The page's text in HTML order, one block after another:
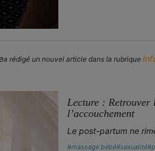
a rédigé un nouvel article dans la rubrique
Lecture : Retrouver
l’accouchement
Le post-partum ne
#massage bébé#sexualité